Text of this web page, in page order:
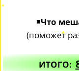
◾Что
(поможет
ИТОГО: